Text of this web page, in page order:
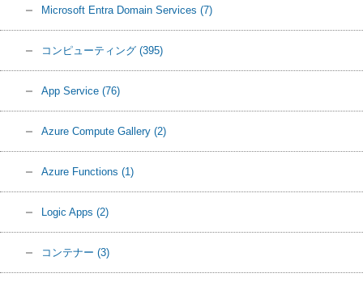
Microsoft Entra Domain Services (7)
コンピューティング (395)
App Service (76)
Azure Compute Gallery (2)
Azure Functions (1)
Logic Apps (2)
コンテナー (3)